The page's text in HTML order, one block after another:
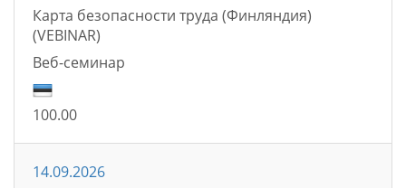
Карта безопасности труда (Финляндия)
(VEBINAR)
Bеб-семинаp
100.00
14.09.2026